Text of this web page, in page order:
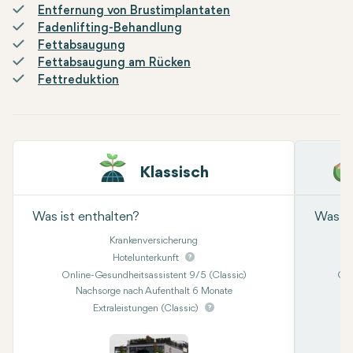
Entfernung von Brustimplantaten
Fadenlifting-Behandlung
Fettabsaugung
Fettabsaugung am Rücken
Fettreduktion
Klassisch
Was ist enthalten?
Krankenversicherung
Hotelunterkunft
Online-Gesundheitsassistent 9/5 (Classic)
Nachsorge nach Aufenthalt 6 Monate
Extraleistungen (Classic)
Was